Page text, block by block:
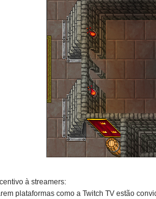
à streamers:
plataformas como a Twitch TV estão